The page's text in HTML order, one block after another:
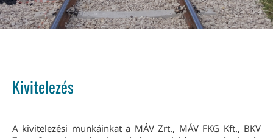
Kivitelezés
A kivitelezési munkáinkat a MÁV Zrt., MÁV FKG Kft., BKV